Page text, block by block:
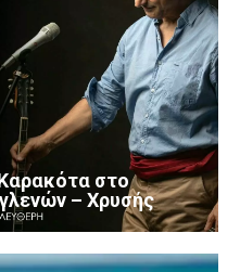
στο
– Χρυσής